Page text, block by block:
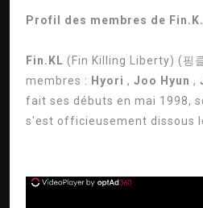
Profil des membres de
Fin.KL (Fin Killing Liberty) (핑
membres : Hyori , Joo Hyun ,
fait ses débuts en mai 1998,
s'est officieusement dissous